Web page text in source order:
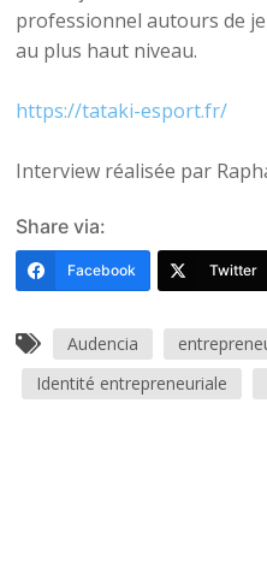
professionnel autours de
au plus haut niveau.
https://tataki-esport.fr/
Interview réalisée par
Share via:
Facebook Twitter
Audencia
Identité entrepreneuriale